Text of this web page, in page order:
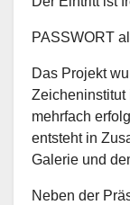
PASSWORT
Das Projekt
Zeicheninstitut
mehrfach
entsteht in
Galerie und
Neben der